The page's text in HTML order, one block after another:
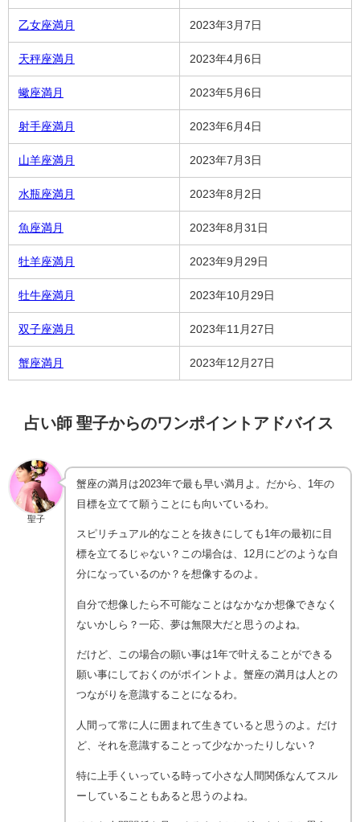
乙女座満月 2023年3月7日
天秤座満月 2023年4月6日
蠍座満月 2023年5月6日
射手座満月 2023年6月4日
山羊座満月 2023年7月3日
水瓶座満月 2023年8月2日
魚座満月 2023年8月31日
牡羊座満月 2023年9月29日
牡牛座満月 2023年10月29日
双子座満月 2023年11月27日
蟹座満月 2023年12月27日
占い師 聖子からのワンポイントアドバイス
聖子
蟹座の満月は2023年で最も早い満月よ。だから、1年の
目標を立てて願うことにも向いているわ。
スピリチュアル的なことを抜きにしても1年の最初に目
標を立てるじゃない？この場合は、12月にどのような自
分になっているのか？を想像するのよ。
自分で想像したら不可能なことはなかなか想像できなく
ないかしら？一応、夢は無限大だと思うのよね。
だけど、この場合の願い事は1年で叶えることができる
願い事にしておくのがポイントよ。蟹座の満月は人との
つながりを意識することになるわ。
人間って常に人に囲まれて生きていると思うのよ。だけ
ど、それを意識することって少なかったりしない？
特に上手くいっている時って小さな人間関係なんてスル
ーしていることもあると思うのよね。